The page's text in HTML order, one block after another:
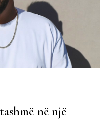
në një